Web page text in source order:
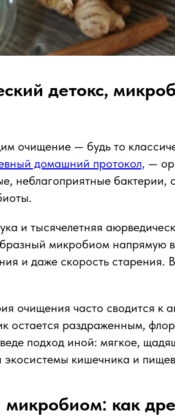
детокс,
очищение — будь то
домашний протокол, —
неблагоприятные бактерии,
и тысячелетняя
микробиом напрямую
и даже скорость
очищения часто сводится к
остается раздраженным,
подход иной: мягкое,
экосистемы кишечника и
как